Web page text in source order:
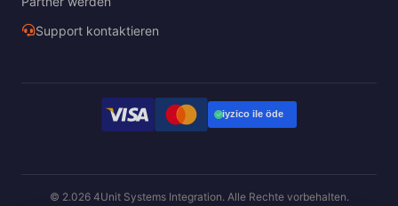
Support kontaktieren
© 2.026 4Unit Systems Integration. Alle Rechte vorbehalten.